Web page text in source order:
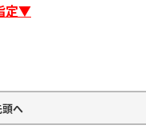
定▼
頭へ